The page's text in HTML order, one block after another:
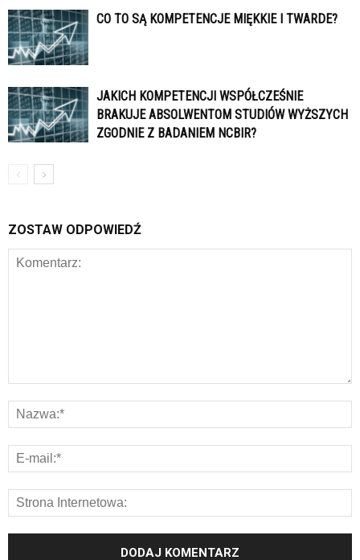
CO TO SĄ KOMPETENCJE MIĘKKIE I TWARDE?
JAKICH KOMPETENCJI WSPÓŁCZEŚNIE
BRAKUJE ABSOLWENTOM STUDIÓW WYŻSZYCH
ZGODNIE Z BADANIEM NCBIR?
ZOSTAW ODPOWIEDŹ